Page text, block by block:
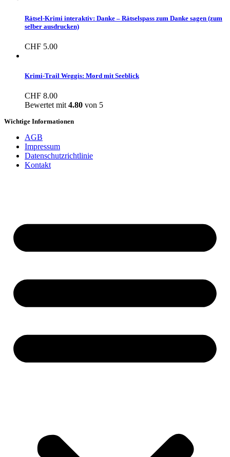
Rätsel-Krimi interaktiv: Danke – Rätselspass zum Danke sagen (zum
selber ausdrucken)
CHF 5.00
Krimi-Trail Weggis: Mord mit Seeblick
CHF 8.00
Bewertet mit 4.80 von 5
Wichtige Informationen
AGB
Impressum
Datenschutzrichtlinie
Kontakt